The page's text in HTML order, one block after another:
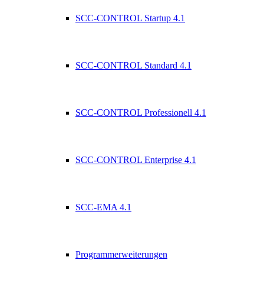
SCC-CONTROL Startup 4.1
SCC-CONTROL Standard 4.1
SCC-CONTROL Professionell 4.1
SCC-CONTROL Enterprise 4.1
SCC-EMA 4.1
Programmerweiterungen